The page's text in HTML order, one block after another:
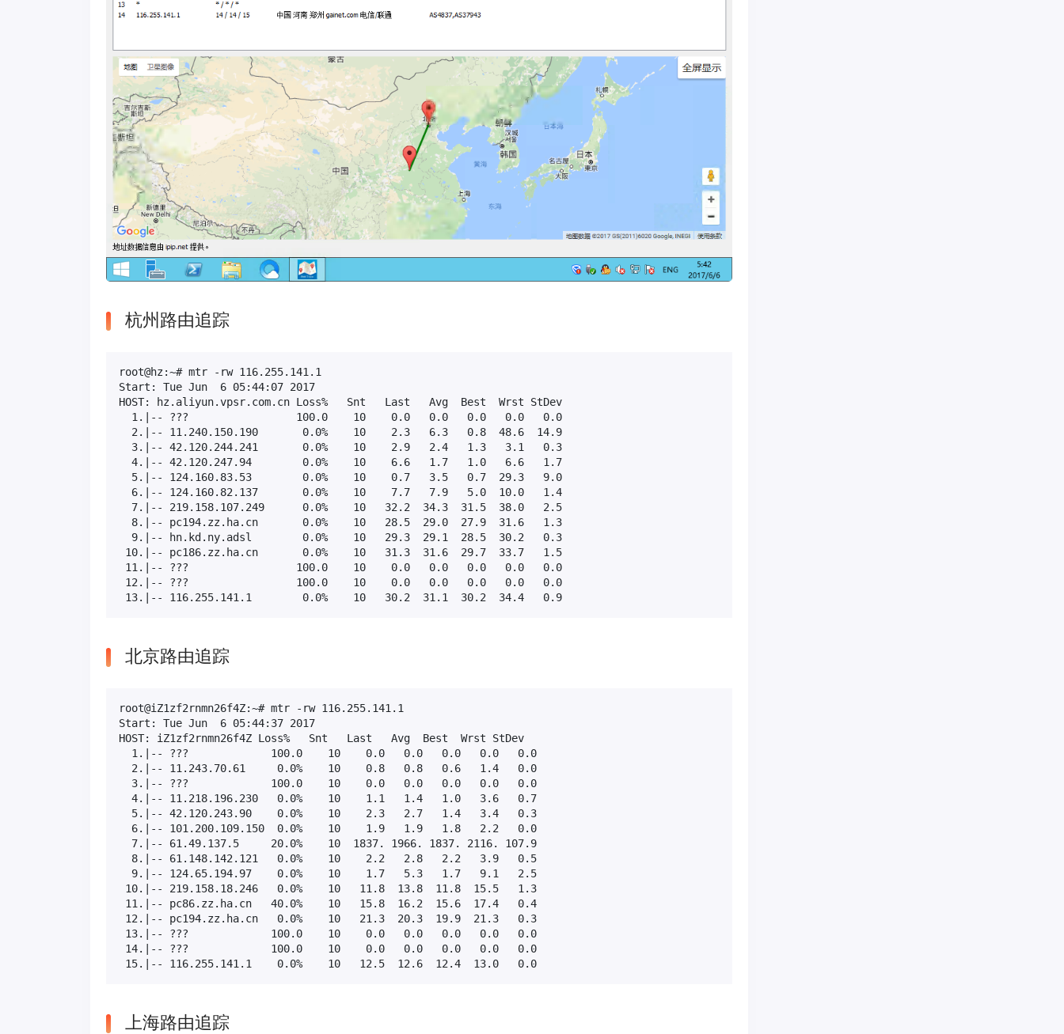
杭州路由追踪
root@hz:~# mtr -rw 116.255.141.1
Start: Tue Jun  6 05:44:07 2017
HOST: hz.aliyun.vpsr.com.cn Loss%   Snt   Last   Avg  Best  Wrst StDev
  1.|-- ???                 100.0    10    0.0   0.0   0.0   0.0   0.0
  2.|-- 11.240.150.190       0.0%    10    2.3   6.3   0.8  48.6  14.9
  3.|-- 42.120.244.241       0.0%    10    2.9   2.4   1.3   3.1   0.3
  4.|-- 42.120.247.94        0.0%    10    6.6   1.7   1.0   6.6   1.7
  5.|-- 124.160.83.53        0.0%    10    0.7   3.5   0.7  29.3   9.0
  6.|-- 124.160.82.137       0.0%    10    7.7   7.9   5.0  10.0   1.4
  7.|-- 219.158.107.249      0.0%    10   32.2  34.3  31.5  38.0   2.5
  8.|-- pc194.zz.ha.cn       0.0%    10   28.5  29.0  27.9  31.6   1.3
  9.|-- hn.kd.ny.adsl        0.0%    10   29.3  29.1  28.5  30.2   0.3
10.|-- pc186.zz.ha.cn       0.0%    10   31.3  31.6  29.7  33.7   1.5
11.|-- ???                 100.0    10    0.0   0.0   0.0   0.0   0.0
12.|-- ???                 100.0    10    0.0   0.0   0.0   0.0   0.0
13.|-- 116.255.141.1        0.0%    10   30.2  31.1  30.2  34.4   0.9
北京路由追踪
root@iZ1zf2rnmn26f4Z:~# mtr -rw 116.255.141.1
Start: Tue Jun  6 05:44:37 2017
HOST: iZ1zf2rnmn26f4Z Loss%   Snt   Last   Avg  Best  Wrst StDev
  1.|-- ???             100.0    10    0.0   0.0   0.0   0.0   0.0
  2.|-- 11.243.70.61     0.0%    10    0.8   0.8   0.6   1.4   0.0
  3.|-- ???             100.0    10    0.0   0.0   0.0   0.0   0.0
  4.|-- 11.218.196.230   0.0%    10    1.1   1.4   1.0   3.6   0.7
  5.|-- 42.120.243.90    0.0%    10    2.3   2.7   1.4   3.4   0.3
  6.|-- 101.200.109.150  0.0%    10    1.9   1.9   1.8   2.2   0.0
  7.|-- 61.49.137.5     20.0%    10  1837. 1966. 1837. 2116. 107.9
  8.|-- 61.148.142.121   0.0%    10    2.2   2.8   2.2   3.9   0.5
  9.|-- 124.65.194.97    0.0%    10    1.7   5.3   1.7   9.1   2.5
10.|-- 219.158.18.246   0.0%    10   11.8  13.8  11.8  15.5   1.3
11.|-- pc86.zz.ha.cn   40.0%    10   15.8  16.2  15.6  17.4   0.4
12.|-- pc194.zz.ha.cn   0.0%    10   21.3  20.3  19.9  21.3   0.3
13.|-- ???             100.0    10    0.0   0.0   0.0   0.0   0.0
14.|-- ???             100.0    10    0.0   0.0   0.0   0.0   0.0
15.|-- 116.255.141.1    0.0%    10   12.5  12.6  12.4  13.0   0.0
上海路由追踪